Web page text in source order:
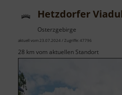
Hetzdorfer
Osterzgebirge
aktuell vom 23.07.2024 / Zugriffe: 47796
28 km vom aktuellen Standort